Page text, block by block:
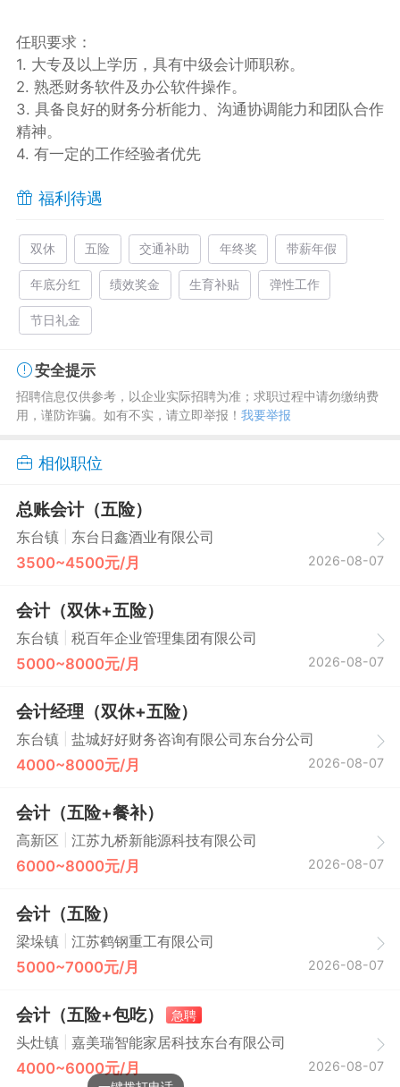
任职要求：
1. 大专及以上学历，具有中级会计师职称。
2. 熟悉财务软件及办公软件操作。
3. 具备良好的财务分析能力、沟通协调能力和团队合作
精神。
4. 有一定的工作经验者优先
福利待遇
双休 五险 交通补助 年终奖 带薪年假
年底分红 绩效奖金 生育补贴 弹性工作
节日礼金
安全提示
招聘信息仅供参考，以企业实际招聘为准；求职过程中请勿缴纳费
用，谨防诈骗。如有不实，请立即举报！ 我要举报
相似职位
总账会计（五险）
东台镇 东台日鑫酒业有限公司
3500~4500元/月 2026-08-07
会计（双休+五险）
东台镇 税百年企业管理集团有限公司
5000~8000元/月 2026-08-07
会计经理（双休+五险）
东台镇 盐城好好财务咨询有限公司东台分公司
4000~8000元/月 2026-08-07
会计（五险+餐补）
高新区 江苏九桥新能源科技有限公司
6000~8000元/月 2026-08-07
会计（五险）
梁垛镇 江苏鹤钢重工有限公司
5000~7000元/月 2026-08-07
会计（五险+包吃）
急聘
头灶镇
嘉美瑞智能家居科技东台有限公司
4000~6000元/月
2026-08-07